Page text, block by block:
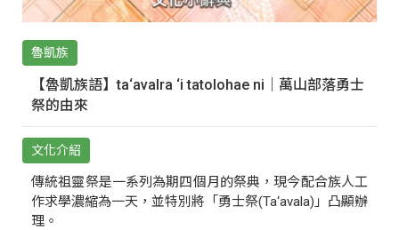
魯凱族
【魯凱族語】ta‘avalra ‘i tatolohae ni｜萬山部落勇士
祭的由來
文化介紹
傳統祖靈祭是一系列為期四個月的祭典，現今配合族人工
作求學濃縮為一天，並特別將「勇士祭(Ta‘avala)」凸顯辦
理。